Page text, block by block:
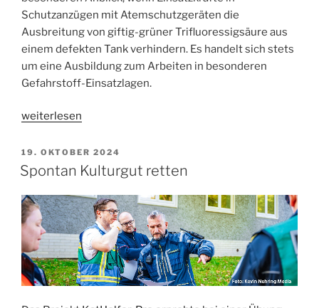
Schutzanzügen mit Atemschutzgeräten die
Ausbreitung von giftig-grüner Trifluoressigsäure aus
einem defekten Tank verhindern. Es handelt sich stets
um eine Ausbildung zum Arbeiten in besonderen
Gefahrstoff-Einsatzlagen.
„Gelbe
im
Betonwerk“
weiterlesen
VERÖFFENTLICHT
AM
19. OKTOBER 2024
Spontan Kulturgut retten